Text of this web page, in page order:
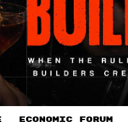
ECONOMIC FORUM